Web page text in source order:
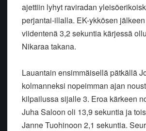
ajettiin lyhyt raviradan
perjantai-illalla. EK-ykkösen
viidentenä 3,2 sekuntia kärjessä
Nikaraa takana.
Lauantain ensimmäisellä pätkällä
kolmanneksi nopeimman ajan
kilpailussa sijalle 3. Eroa kärkeen
Juha Saloon oli 13,9 sekuntia ja
Janne Tuohinoon 2,1 sekuntia.